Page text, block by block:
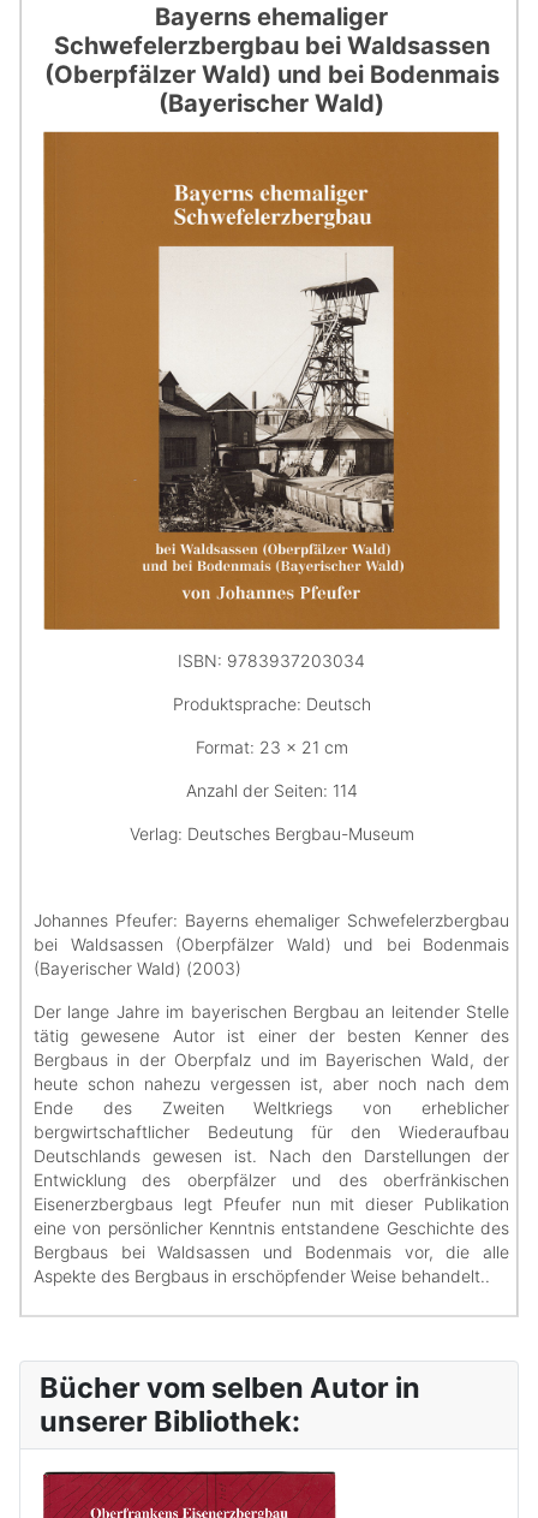
Bayerns ehemaliger
Schwefelerzbergbau bei Waldsassen
(Oberpfälzer Wald) und bei Bodenmais
(Bayerischer Wald)
ISBN: 9783937203034
Produktsprache: Deutsch
Format: 23 x 21 cm
Anzahl der Seiten: 114
Verlag: Deutsches Bergbau-Museum
Johannes Pfeufer: Bayerns ehemaliger Schwefelerzbergbau
bei Waldsassen (Oberpfälzer Wald) und bei Bodenmais
(Bayerischer Wald) (2003)
Der lange Jahre im bayerischen Bergbau an leitender Stelle
tätig gewesene Autor ist einer der besten Kenner des
Bergbaus in der Oberpfalz und im Bayerischen Wald, der
heute schon nahezu vergessen ist, aber noch nach dem
Ende des Zweiten Weltkriegs von erheblicher
bergwirtschaftlicher Bedeutung für den Wiederaufbau
Deutschlands gewesen ist. Nach den Darstellungen der
Entwicklung des oberpfälzer und des oberfränkischen
Eisenerzbergbaus legt Pfeufer nun mit dieser Publikation
eine von persönlicher Kenntnis entstandene Geschichte des
Bergbaus bei Waldsassen und Bodenmais vor, die alle
Aspekte des Bergbaus in erschöpfender Weise behandelt..
Bücher vom selben Autor in
unserer Bibliothek: